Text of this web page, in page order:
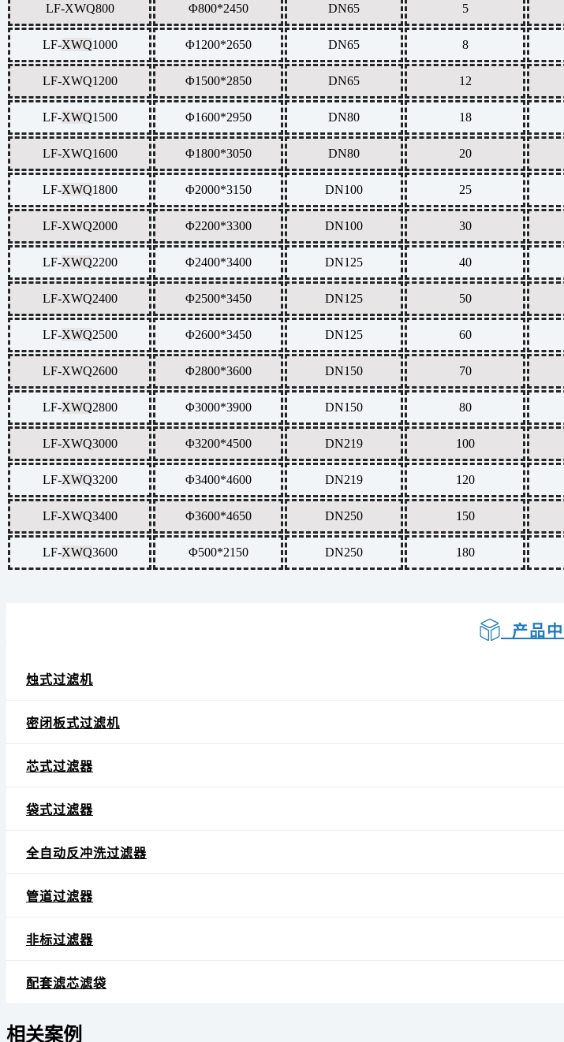
LF-XWQ800 Φ800*2450 DN65 5
LF-XWQ1000 Φ1200*2650 DN65 8
LF-XWQ1200 Φ1500*2850 DN65 12
LF-XWQ1500 Φ1600*2950 DN80 18
LF-XWQ1600 Φ1800*3050 DN80 20
LF-XWQ1800 Φ2000*3150 DN100 25
LF-XWQ2000 Φ2200*3300 DN100 30
LF-XWQ2200 Φ2400*3400 DN125 40
LF-XWQ2400 Φ2500*3450 DN125 50
LF-XWQ2500 Φ2600*3450 DN125 60
LF-XWQ2600 Φ2800*3600 DN150 70
LF-XWQ2800 Φ3000*3900 DN150 80
LF-XWQ3000 Φ3200*4500 DN219 100
LF-XWQ3200 Φ3400*4600 DN219 120
LF-XWQ3400 Φ3600*4650 DN250 150
LF-XWQ3600 Φ500*2150 DN250 180
产品
烛式过滤机
密闭板式过滤机
芯式过滤器
袋式过滤器
全自动反冲洗过滤器
管道过滤器
非标过滤器
配套滤芯滤袋
相关案例